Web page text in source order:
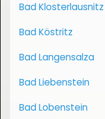
Bad Klosterlausnitz
Bad Köstritz
Bad Langensalza
Bad Liebenstein
Bad Lobenstein